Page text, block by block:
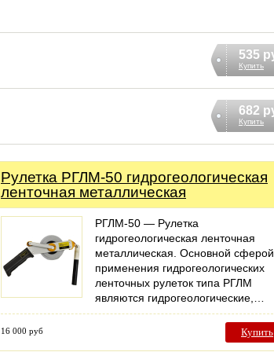
535
Купить
682
Купить
Рулетка РГЛМ-50 гидрогеологическая
ленточная металлическая
РГЛМ-50 — Рулетка
гидрогеологическая ленточная
металлическая. Основной сферой
применения гидрогеологических
ленточных рулеток типа РГЛМ
являются гидрогеологические,…
16 000 руб Купить